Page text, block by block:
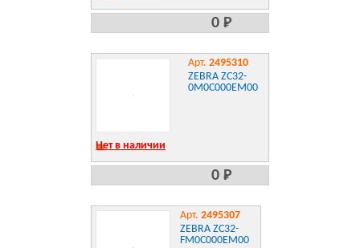
0 Р
Арт. 2495310
ZEBRA ZC32-
0M0C000EM00
Нет в наличии
0 Р
Арт. 2495307
ZEBRA ZC32-
FM0C000EM00